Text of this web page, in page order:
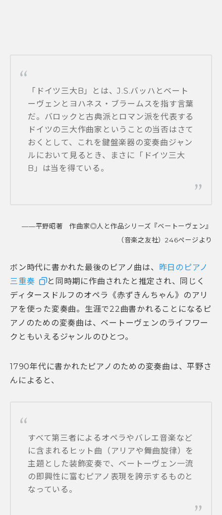
「ドイツ三大B」とは、J.S.バッハとベート
ーヴェンとヨハネス・ブラームスを指す言葉
だ。バロックと古典派とロマン派を代表する
ドイツの三大作曲家ということの当否はさて
おくとして、これを鍵盤楽器の変奏曲ジャン
ルにおいて見るとき、まさに「ドイツ三大
B」は当を得ている。
——平野昭著 作曲家◎人と作品シリーズ『ベートーヴェン』
（音楽之友社）246ページより
ボン時代に書かれた最後のピアノ曲は、 昨日のピアノ
三重奏
と同時期に作曲されたと推定され、同じく
ディタースドルフのオペラ《赤ずきんちゃん》のアリ
アを使った変奏曲。生涯で22曲書かれることになるピ
アノのための変奏曲は、ベートーヴェンのライフワー
クともいえるジャンルのひとつ。
1790年代に書かれたピアノのための変奏曲は、平野さ
んによると、
すべて第三者によるオペラやバレエ音楽など
に含まれるヒット曲（アリアや舞曲旋律）を
主題とした装飾変奏で、ベートーヴェン一流
の即興性に富むピアノ表現を誇示するものと
なっている。